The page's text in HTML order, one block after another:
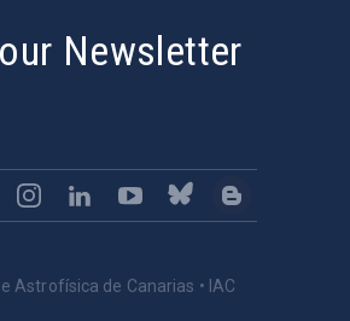
Newsletter
Astrofísica de Canarias • IAC